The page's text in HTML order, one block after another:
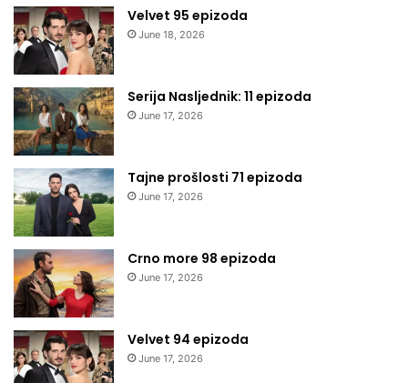
Velvet 95 epizoda
June 18, 2026
Serija Nasljednik: 11 epizoda
June 17, 2026
Tajne prošlosti 71 epizoda
June 17, 2026
Crno more 98 epizoda
June 17, 2026
Velvet 94 epizoda
June 17, 2026